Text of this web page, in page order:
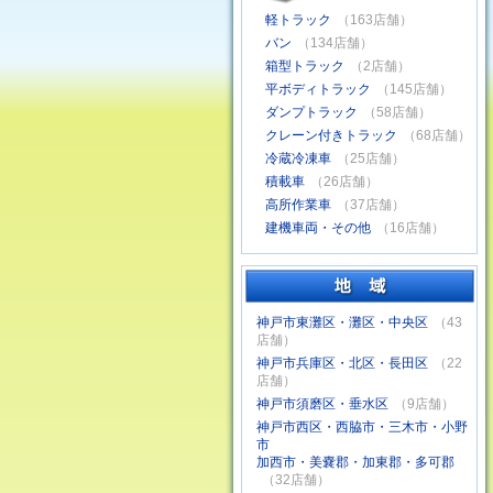
軽トラック
（163店舗）
バン
（134店舗）
箱型トラック
（2店舗）
平ボディトラック
（145店舗）
ダンプトラック
（58店舗）
クレーン付きトラック
（68店舗）
冷蔵冷凍車
（25店舗）
積載車
（26店舗）
高所作業車
（37店舗）
建機車両・その他
（16店舗）
神戸市東灘区・灘区・中央区
（43
店舗）
神戸市兵庫区・北区・長田区
（22
店舗）
神戸市須磨区・垂水区
（9店舗）
神戸市西区・西脇市・三木市・小野
市
加西市・美嚢郡・加東郡・多可郡
（32店舗）